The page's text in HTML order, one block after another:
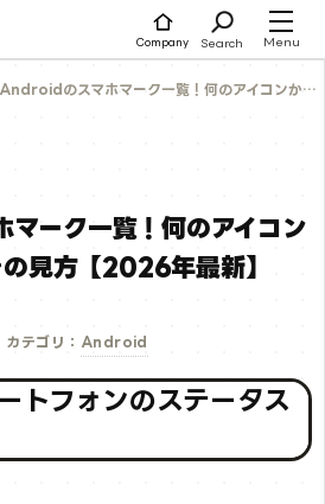
Company Search Menu
Androidのスマホマーク一覧！何のアイコンかわからないときの見方【2026年最新】
ーク一覧！何のアイコン
見方【2026年最新】
カテゴリ： Android